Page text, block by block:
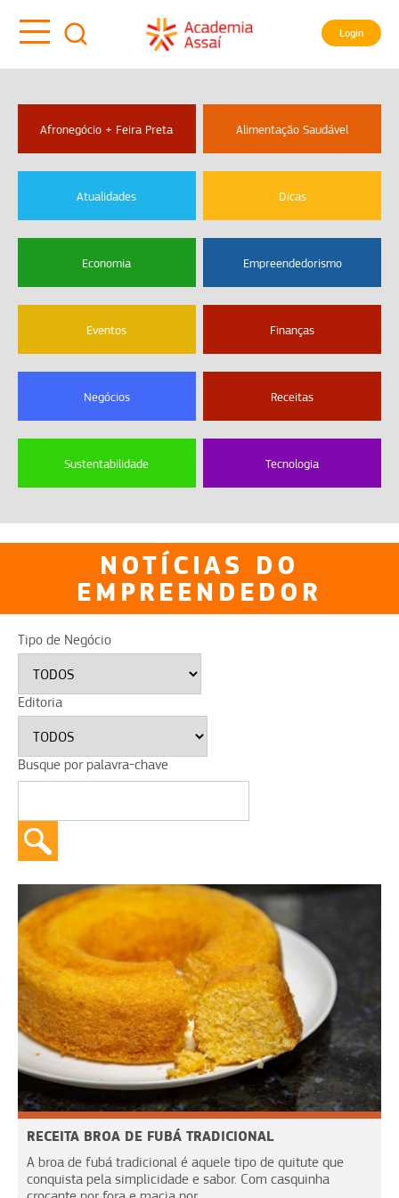
Login
Afronegócio + Feira Preta Alimentação Saudável
Atualidades Dicas
Economia Empreendedorismo
Eventos Finanças
Negócios Receitas
Sustentabilidade Tecnologia
NOTÍCIAS DO
EMPREENDEDOR
Tipo de Negócio
Editoria
Busque por palavra-chave
RECEITA BROA DE FUBÁ TRADICIONAL
A broa de fubá tradicional é aquele tipo de quitute que
conquista pela simplicidade e sabor. Com casquinha